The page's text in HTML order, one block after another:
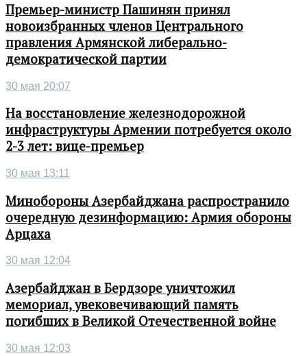
Премьер-министр Пашинян принял
новоизбранных членов Центрального
правления Армянской либерально-
демократической партии
30 мая 20:07
На восстановление железнодорожной
инфраструктуры Армении потребуется около
2-3 лет: вице-премьер
30 мая 13:11
Минобороны Азербайджана распространило
очередную дезинформацию: Армия обороны
Арцаха
30 мая 12:04
Азербайджан в Бердзоре уничтожил
мемориал, увековечивающий память
погибших в Великой Отечественной войне
30 мая 12:03